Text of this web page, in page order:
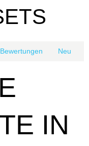
Bewertungen Neu
IN